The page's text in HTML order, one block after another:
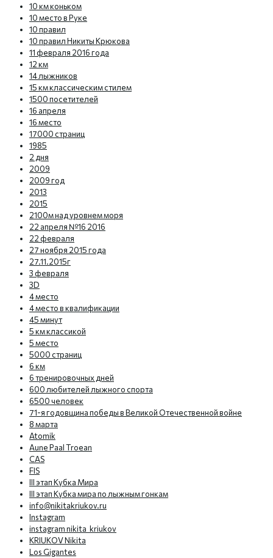
10 км коньком
10 место в Руке
10 правил
10 правил Никиты Крюкова
11 февраля 2016 года
12 км
14 лыжников
15 км классическим стилем
1500 посетителей
16 апреля
16 место
17000 страниц
1985
2 дня
2009
2009 год
2013
2015
2100м над уровнем моря
22 апреля №16 2016
22 февраля
27 ноября 2015 года
27.11.2015г
3 февраля
3D
4 место
4 место в квалификации
45 минут
5 км классикой
5 место
5000 страниц
6 км
6 тренировочных дней
600 любителей лыжного спорта
6500 человек
71-я годовщина победы в Великой Отечественной войне
8 марта
Atomik
Aune Paal Troean
CAS
FIS
III этап Кубка Мира
III этап Кубка мира по лыжным гонкам
info@nikitakriukov.ru
Instagram
instagram nikita_kriukov
KRIUKOV Nikita
Los Gigantes